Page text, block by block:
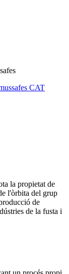
la propietat de
l'òrbita del grup
de
de la fusta i